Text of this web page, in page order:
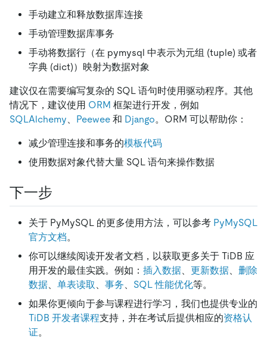
手动建立和释放数据库连接
手动管理数据库事务
手动将数据行（在 pymysql 中表示为元组 (tuple) 或者
字典 (dict)）映射为数据对象
建议仅在需要编写复杂的 SQL 语句时使用驱动程序。其他
情况下，建议使用 ORM 框架进行开发，例如
SQLAlchemy、 Peewee 和 Django。ORM 可以帮助你：
减少管理连接和事务的模板代码
使用数据对象代替大量 SQL 语句来操作数据
下一步
关于 PyMySQL 的更多使用方法，可以参考 PyMySQL
官方文档。
你可以继续阅读开发者文档，以获取更多关于 TiDB 应
用开发的最佳实践。例如： 插入数据、 更新数据、 删除
数据、 单表读取 、 事务、 SQL 性能优化等。
如果你更倾向于参与课程进行学习，我们也提供专业的
TiDB 开发者课程支持，并在考试后提供相应的资格认
证。